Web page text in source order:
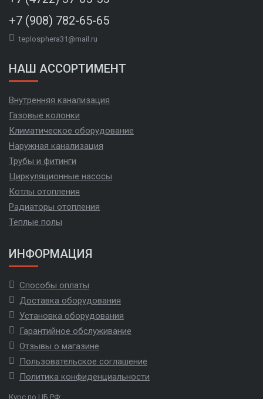
+7 (908) 782-65-65
teplosphera31@mail.ru
НАШ АССОРТИМЕНТ
Внутренняя канализация
Газовые колонки
Климатическое оборудование
Наружная канализация
Трубы и фитинги
Циркуляционные насосы
Котлы отопления
Радиаторы отопления
Теплые полы
ИНФОРМАЦИЯ
Способы оплаты
Доставка оборудования
Установка оборудования
Гарантийное обслуживание
Отзывы о магазине
Пользовательское соглашение
Политика конфиденциальности
Курс по ЦБ РФ: